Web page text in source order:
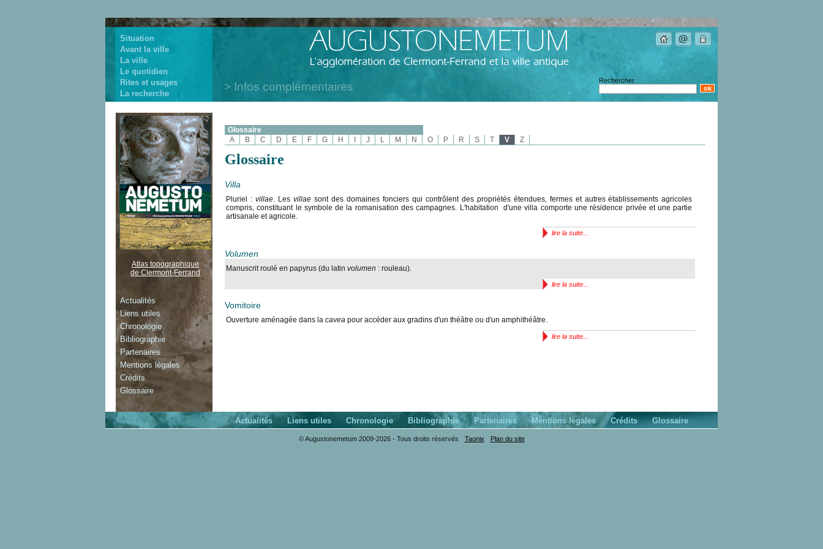
Situation
Avant la ville
La ville
Le quotidien
Rites et usages
La recherche
Rechercher
Infos complémentaires
Glossaire
A
B C D E F G H J L M N O P R S T V Z
Glossaire
Villa
Pluriel : villae. Les villaesont des domaines fonciers qui contrôlent des propriétés étendues, fermes et autres établissements agricoles
compris, constituant le symbole de la romanisation des campagnes. L'habitation d'une villa comporte une résidence privée et une partie
artisanale et agricole.
lire la suite...
Volumen
Manuscrit roulé en papyrus (du latin volumen : rouleau).
lire la suite...
Vomitoire
Ouverture aménagée dans la cavea pour accéder aux gradins d'un théâtre ou d'un amphithéâtre.
lire la suite...
Atlas topographique
de Clermont-Ferrand
Actualités
Liens utiles
Chronologie
Bibliographie
Partenaires
Mentions légales
Crédits
Glossaire
Actualités Liens utiles Chronologie Bibliographie Partenaires Mentions légales Crédits Glossaire
© Augustonemetum 2009-2026 - Tous droits réservés Taonix Plan du site